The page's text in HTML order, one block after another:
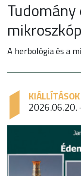
A herbológia és a
KIÁLLÍTÁSOK
2026.06.20.